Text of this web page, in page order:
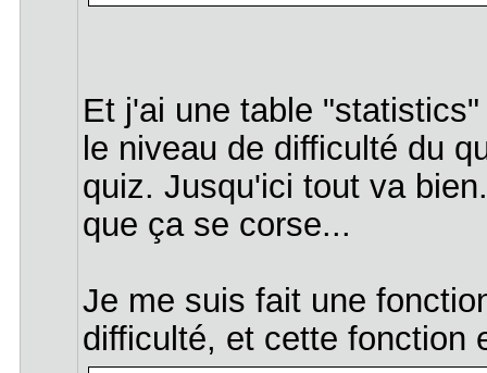
Et j'ai une table
le niveau de difficulté du
quiz. Jusqu'ici tout va
que ça se corse...
Je me suis fait une
difficulté, et cette fonction